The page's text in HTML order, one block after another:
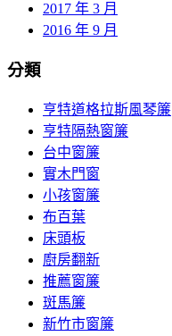
2017 年 3 月
2016 年 9 月
分類
亨特道格拉斯風琴簾
亨特隔熱窗簾
台中窗簾
實木門窗
小孩窗簾
布百葉
床頭板
廚房翻新
推薦窗簾
斑馬簾
新竹市窗簾